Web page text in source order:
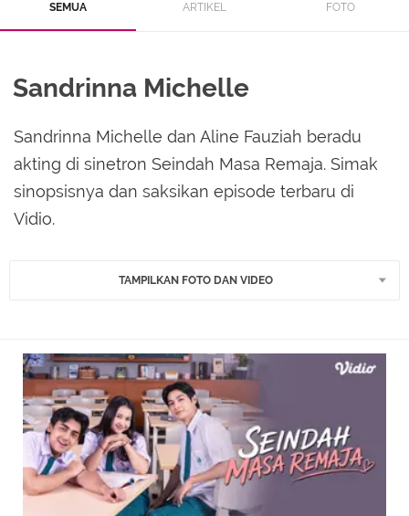
SEMUA ARTIKEL FOTO
Sandrinna Michelle
Sandrinna Michelle dan Aline Fauziah beradu
akting di sinetron Seindah Masa Remaja. Simak
sinopsisnya dan saksikan episode terbaru di
Vidio.
TAMPILKAN FOTO DAN VIDEO